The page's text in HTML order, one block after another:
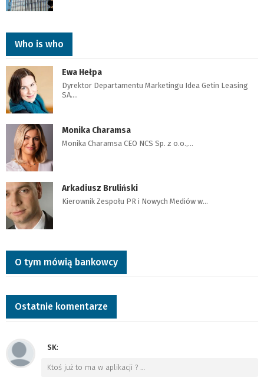
Who is who
Ewa Hełpa
Dyrektor Departamentu Marketingu Idea Getin Leasing
SA.…
Monika Charamsa
Monika Charamsa CEO NCS Sp. z o.o.,…
Arkadiusz Bruliński
Kierownik Zespołu PR i Nowych Mediów w…
O tym mówią bankowcy
Ostatnie komentarze
SK:
Ktoś już to ma w aplikacji ? …